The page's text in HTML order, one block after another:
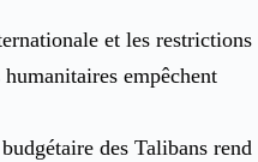
et les restrictions
empêchent
des Talibans rend